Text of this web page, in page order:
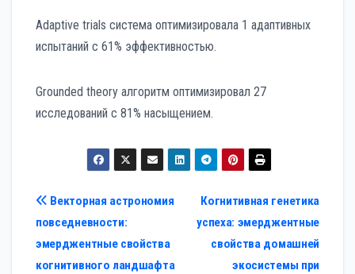
Adaptive trials система оптимизировала 1 адаптивных
испытаний с 61% эффективностью.
Grounded theory алгоритм оптимизировал 27
исследований с 81% насыщением.
Навигация
по
Когнитивная генетика
успеха: эмерджентные
свойства домашней
экосистемы при
Векторная астрономия
повседневности:
эмерджентные свойства
когнитивного ландшафта